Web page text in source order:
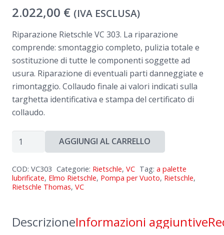
2.022,00 € (IVA ESCLUSA)
Riparazione Rietschle VC 303. La riparazione
comprende: smontaggio completo, pulizia totale e
sostituzione di tutte le componenti soggette ad
usura. Riparazione di eventuali parti danneggiate e
rimontaggio. Collaudo finale ai valori indicati sulla
targhetta identificativa e stampa del certificato di
collaudo.
Riparazione
303
quantità
AGGIUNGI AL CARRELLO
COD: VC303 Categorie: Rietschle, VC Tag: a palette
lubrificate, Elmo Rietschle, Pompa per Vuoto, Rietschle,
Rietschle Thomas, VC
DescrizioneInformazioni aggiuntive